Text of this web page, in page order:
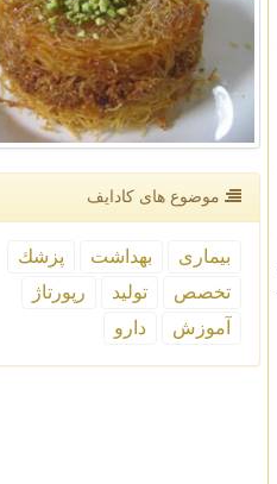
موضوع های كادایف
بیماری بهداشت
پزشك
تخصص
تولید
رپورتاژ
آموزش
دارو